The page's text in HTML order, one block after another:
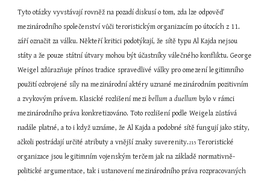
Tyto otázky vyvstávají rovněž na pozadí diskusí o tom, zda lze odpověď
mezinárodního společenství vůči teroristickým organizacím po útocích z 11.
září označit za válku. Někteří kritici podotýkají, že sítě typu Al Kajda nejsou
státy a že pouze státní útvary mohou být účastníky válečného konfliktu. George
Weigel zdůrazňuje přínos tradice spravedlivé války pro omezení legitimního
použití ozbrojené síly na mezinárodní aktéry uznané mezinárodním pozitivním
a zvykovým právem. Klasické rozlišení mezi bellum a duellum bylo v rámci
mezinárodního práva konkretizováno. Toto rozlišení podle Weigela zůstává
nadále platné, a to i když uznáme, že Al Kajda a podobné sítě fungují jako státy,
ačkoli postrádají určité atributy a vnější znaky suverenity.215 Teroristické
organizace jsou legitimním vojenským terčem jak na základě normativně-
politické argumentace, tak i ustanovení mezinárodního práva rozpracovaných